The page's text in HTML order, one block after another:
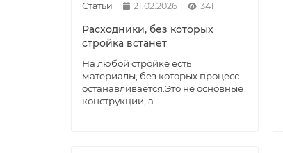
Статьи 21.02.2026 341
Расходники, без которых
стройка встанет
На любой стройке есть
материалы, без которых процесс
останавливается.Это не основные
конструкции, а..